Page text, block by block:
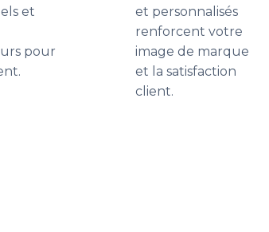
et
pour
et personnalisés
renforcent votre
image de marque
et la satisfaction
client.